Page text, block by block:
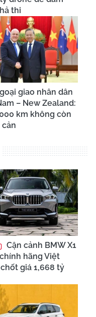
thi
giao nhân dân
– New Zealand:
km không còn
cản
Cận cảnh BMW X1
hãng Việt
chốt giá 1,668 tỷ